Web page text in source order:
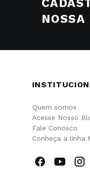
Quem somos
Acesse Nosso
Fale Conosco
Conheça a linha